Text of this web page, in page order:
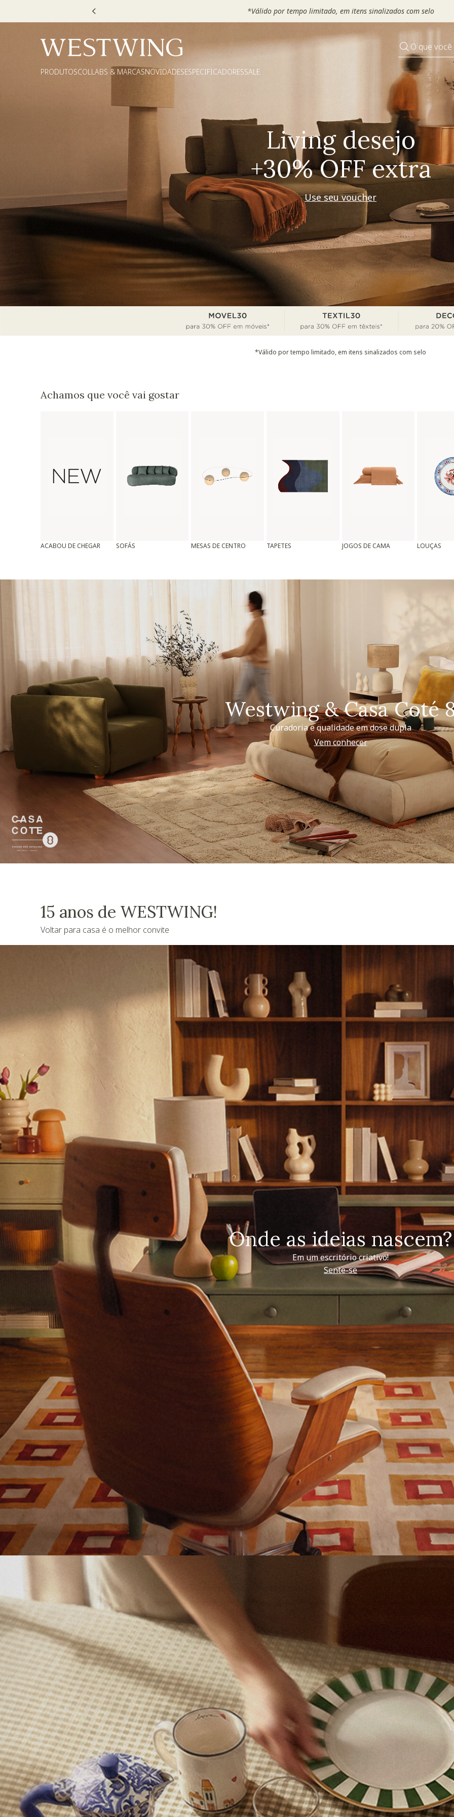
Escolha seu VOUCHER e ganhe até 30% OFF*: useMOVEL30, TEXTIL30 OU
O que
PRODUTOSCOLLABS & MARCASNOVIDADESESPECIFICADORESSALE
Pequenos rituais
Grandes mudanças
Decorar
*Válido por tempo limitado, em itens sinalizados com selo
Achamos que você vai gostar
ACABOU DE CHEGAR SOFÁS MESAS DE CENTRO TAPETES JOGOS DE CAMA LOUÇAS
Westwing & Casa Coté
Curadoria e qualidade em dose dupla
Vem conhecer
15 anos de WESTWING!
Voltar para casa é o melhor convite
Onde as ideias nascem?
Em um escritório criativo!
Sente-se